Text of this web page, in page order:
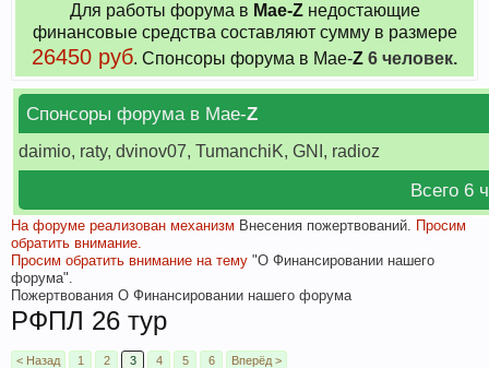
Для работы форума в Мае-Zнедостающие
финансовые средства составляют сумму в размере
26450 руб. Cпонсоры форума в Мае-Z 6 человек.
Спонсоры форума в Мае-Z
daimio, raty, dvinov07, TumanchiK, GNI, radioz
Всего 6
На форуме реализован механизм Внесения пожертвований. Просим
обратить внимание.
Просим обратить внимание на тему "О Финансировании нашего
форума".
Пожертвования О Финансировании нашего форума
РФПЛ 26 тур
< Назад 1 2 3 4 5 6 Вперёд >